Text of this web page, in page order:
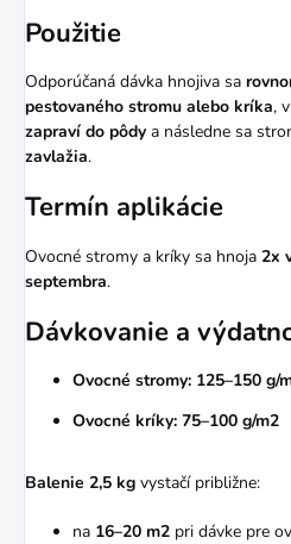
Použitie
Odporúčaná dávka hnojiva sa
pestovaného stromu alebo kríka,
zapraví do pôdy a následne sa
zavlažia.
Termín aplikácie
Ovocné stromy a kríky sa hnoja 2x
septembra.
Dávkovanie a
Ovocné stromy: 125–150 g/
Ovocné kríky: 75–100 g/m2
Balenie 2,5 kg vystačí približne:
na 16–20 m2 pri dávke pre